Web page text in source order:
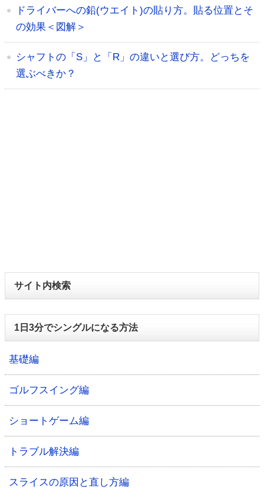
ドライバーへの鉛(ウエイト)の貼り方。貼る位置とそ
の効果＜図解＞
シャフトの「S」と「R」の違いと選び方。どっちを
選ぶべきか？
サイト内検索
1日3分でシングルになる方法
基礎編
ゴルフスイング編
ショートゲーム編
トラブル解決編
スライスの原因と直し方編